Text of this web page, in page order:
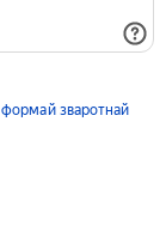
формай зваротнай